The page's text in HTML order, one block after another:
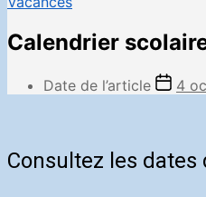
Calendrier
Date de l’article 4
Consultez les dates